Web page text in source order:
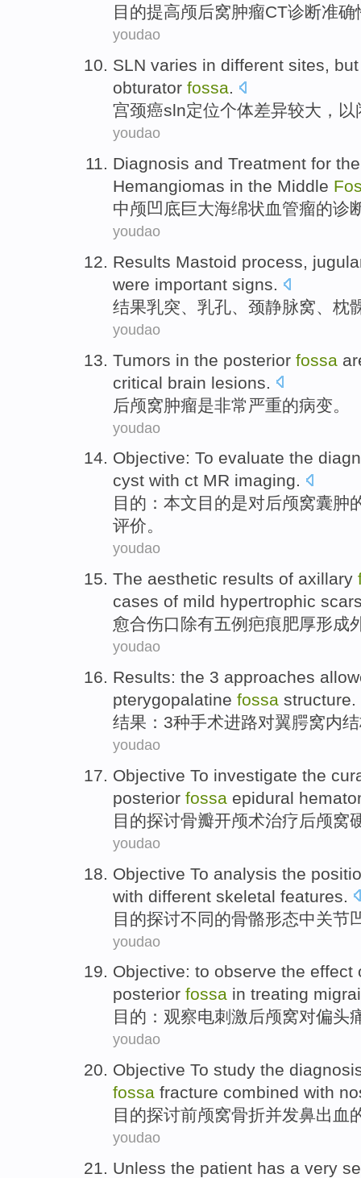
目的提高颅后窝肿瘤CT诊断准确
youdao
SLN varies in different sites,
obturator fossa.
宫颈癌sln定位个体差异较大， 以
youdao
Diagnosis and Treatment for
Hemangiomas in the Middle
中颅凹底巨大海绵状血管瘤的诊
youdao
Results Mastoid process,
were important signs.
结果乳突、乳孔、 颈静脉窝、 枕
youdao
Tumors in the posterior fossa
critical brain lesions
后颅窝肿瘤是非常 严重的病变。
youdao
Objective: To evaluate the
cyst with ct MR imaging.
目的 ：本文目的是对后颅窝囊肿
评价。
youdao
The aesthetic results of axillary
cases of mild hypertrophic
愈合伤口 除有五例 疤痕肥厚形成
youdao
Results: the 3 approaches
pterygopalatine fossa structure.
结果 ： 3种手术进路对翼腭窝内
youdao
Objective To investigate the
posterior fossa epidural
目的探讨骨瓣开颅术治疗后颅窝
youdao
Objective To analysis the
with different skeletal features
目的探讨不同的骨骼形态中关节
youdao
Objective: to observe the effect
posterior fossa in treating
目的 ： 观察电刺激后颅窝对偏头
youdao
Objective To study the
fossa fracture combined with
目的探讨前颅窝骨折并发鼻出血
youdao
Unless the patient has a very